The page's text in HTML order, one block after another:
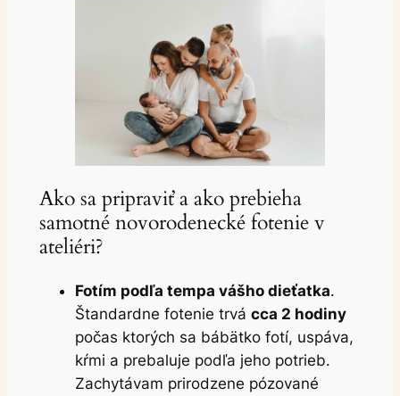
Ako sa pripraviť a ako prebieha
samotné novorodenecké fotenie v
ateliéri?
Fotím podľa tempa vášho dieťatka.
Štandardne fotenie trvá cca 2 hodiny
počas ktorých sa bábätko fotí, uspáva,
kŕmi a prebaluje podľa jeho potrieb.
Zachytávam prirodzene pózované